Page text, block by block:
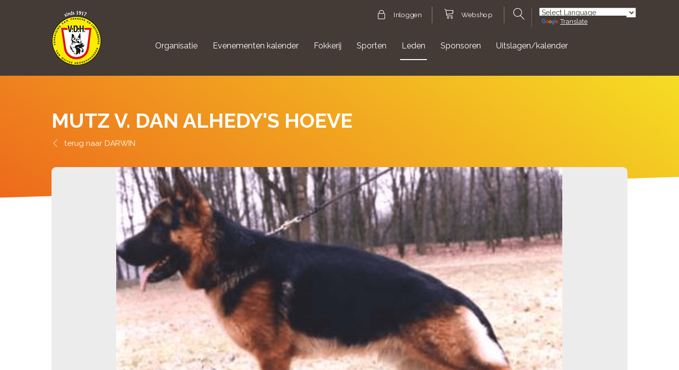
Inloggen Webshop
Powered by
Translate
Organisatie Evenementen kalender Fokkerij Sporten Leden Sponsoren Uitslagen/kalender
MUTZ V. DAN ALHEDY'S HOEVE
DARWIN